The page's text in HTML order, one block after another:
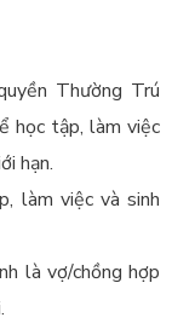
Thường Trú
học tập, làm việc
hạn.
làm việc và sinh
là vợ/chồng hợp